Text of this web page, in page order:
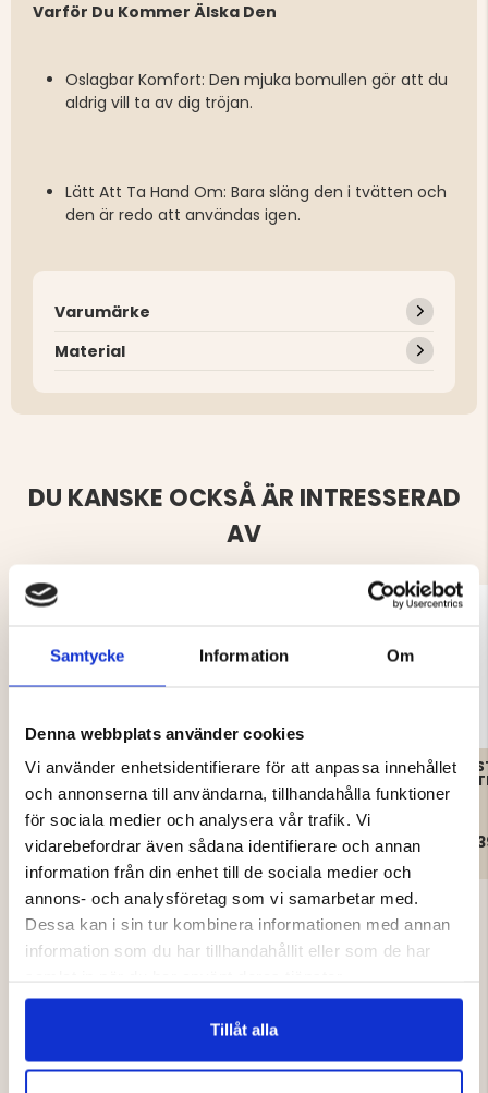
Samtycke Information Om
Denna webbplats använder cookies
Vi använder enhetsidentifierare för att anpassa innehållet
och annonserna till användarna, tillhandahålla funktioner
för sociala medier och analysera vår trafik. Vi
vidarebefordrar även sådana identifierare och annan
information från din enhet till de sociala medier och
annons- och analysföretag som vi samarbetar med.
Dessa kan i sin tur kombinera informationen med annan
information som du har tillhandahållit eller som de har
Tillåt alla
Varför Du Kommer Älska Den
Oslagbar Komfort: Den mjuka bomullen gör att du
aldrig vill ta av dig tröjan.
Lätt Att Ta Hand Om: Bara släng den i tvätten och
den är redo att användas igen.
Varumärke
Material
DU KANSKE OCKSÅ ÄR INTRESSERAD
AV
NE HOODIE - DAM
199 kr
STICKAD TRÖJA
LAMMULL MED
POLOKRAGE
399 kr
4.2
Betyg: